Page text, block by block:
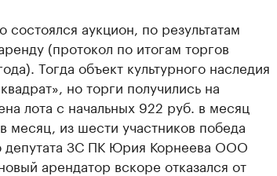
аукцион, по результатам
(протокол по итогам торгов
Тогда объект культурного наследия
но торги получились на
лота с начальных 922 руб. в месяц
месяц, из шести участников победа
депутата ЗС ПК Юрия Корнеева ООО
арендатор вскоре отказался от